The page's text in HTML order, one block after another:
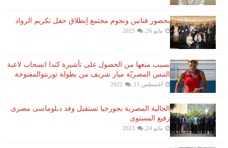
بحضور فنانين ونجوم مجتمع إنطلاق حفل تكريم الرواد
مايو 26, 2023
بسبب منعها من الحصول على تأشيرة كندا انسحاب لاعبة ​
التنس​ المصريّة ​ميار شريف​ من بطولة ​تورنتو​المفتوحة
أغسطس 11, 2022
الجالية المصرية بجورجيا تستقبل وفد دبلوماسى مصرى
رفيع المستوى
مايو 24, 2023